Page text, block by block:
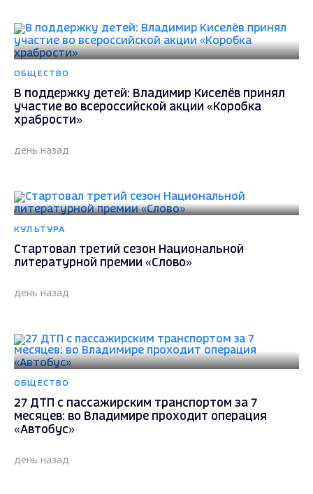
ОБЩЕСТВО
В поддержку детей: Владимир Киселёв принял
участие во всероссийской акции «Коробка
храбрости»
день назад
КУЛЬТУРА
Стартовал третий сезон Национальной
литературной премии «Слово»
день назад
ОБЩЕСТВО
27 ДТП с пассажирским транспортом за 7
месяцев: во Владимире проходит операция
«Автобус»
день назад